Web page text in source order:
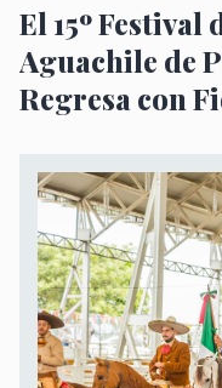
El 15º Festival
Aguachile de
Regresa con